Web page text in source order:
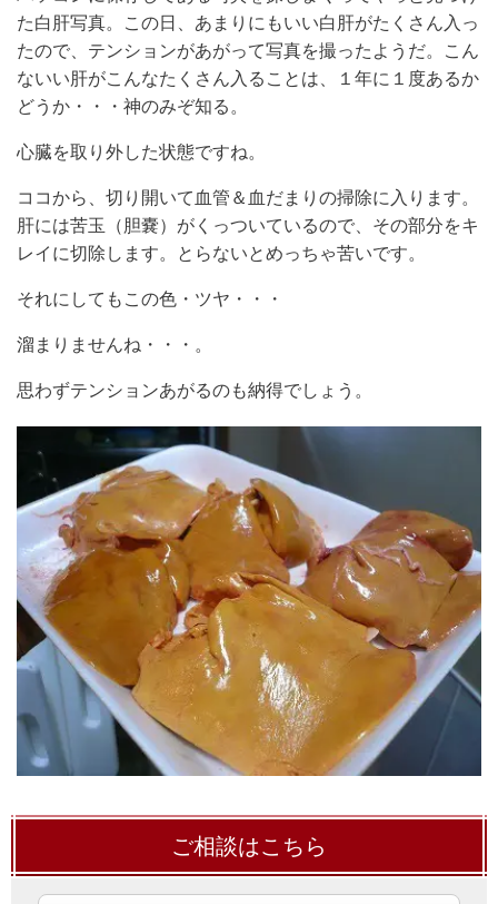
た白肝写真。この日、あまりにもいい白肝がたくさん入っ
たので、テンションがあがって写真を撮ったようだ。こん
ないい肝がこんなたくさん入ることは、１年に１度あるか
どうか・・・神のみぞ知る。
心臓を取り外した状態ですね。
ココから、切り開いて血管＆血だまりの掃除に入ります。
肝には苦玉（胆嚢）がくっついているので、その部分をキ
レイに切除します。とらないとめっちゃ苦いです。
それにしてもこの色・ツヤ・・・
溜まりませんね・・・。
思わずテンションあがるのも納得でしょう。
ご相談はこちら